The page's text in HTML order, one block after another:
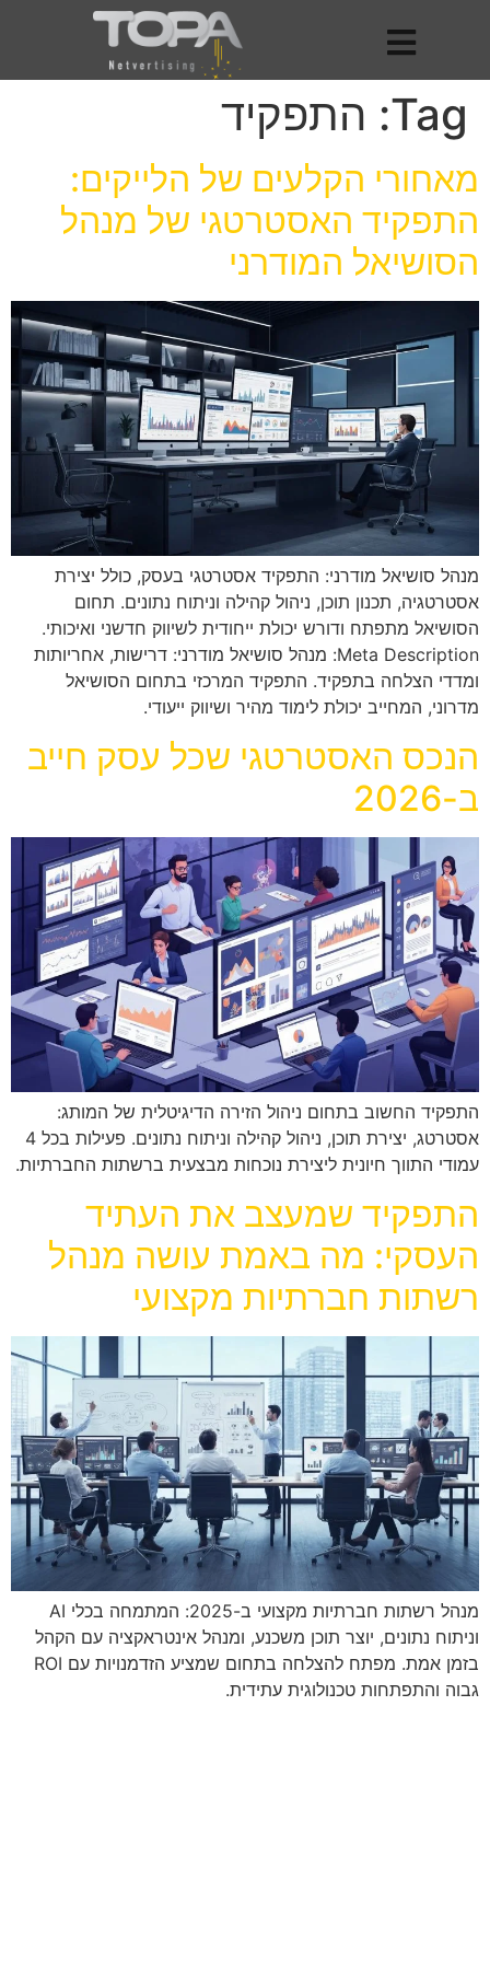
Tag: התפקיד
מאחורי הקלעים של הלייקים:
התפקיד האסטרטגי של מנהל
הסושיאל המודרני
מנהל סושיאל מודרני: התפקיד אסטרטגי בעסק, כולל יצירת
אסטרטגיה, תכנון תוכן, ניהול קהילה וניתוח נתונים. תחום
הסושיאל מתפתח ודורש יכולת ייחודית לשיווק חדשני ואיכותי.
Meta Description: מנהל סושיאל מודרני: דרישות, אחריותות
ומדדי הצלחה בתפקיד. התפקיד המרכזי בתחום הסושיאל
מדרוני, המחייב יכולת לימוד מהיר ושיווק ייעודי.
הנכס האסטרטגי שכל עסק חייב
ב-2026
התפקיד החשוב בתחום ניהול הזירה הדיגיטלית של המותג:
אסטרטג, יצירת תוכן, ניהול קהילה וניתוח נתונים. פעילות בכל 4
עמודי התווך חיונית ליצירת נוכחות מבצעית ברשתות החברתיות.
התפקיד שמעצב את העתיד
העסקי: מה באמת עושה מנהל
רשתות חברתיות מקצועי
מנהל רשתות חברתיות מקצועי ב-2025: המתמחה בכלי AI
וניתוח נתונים, יוצר תוכן משכנע, ומנהל אינטראקציה עם הקהל
בזמן אמת. מפתח להצלחה בתחום שמציע הזדמנויות עם ROI
גבוה והתפתחות טכנולוגית עתידית.